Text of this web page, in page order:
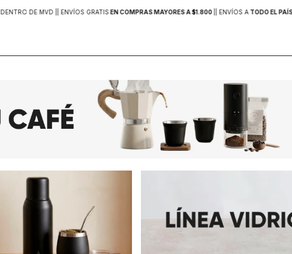
DENTRO DE MVD | | ENVÍOS GRATISEN COMPRAS MAYORES A $1.800 | ENVÍOS A TODO EL